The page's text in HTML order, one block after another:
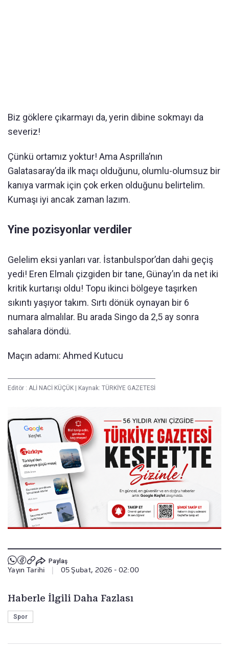
Biz göklere çıkarmayı da, yerin dibine sokmayı da
severiz!
Çünkü ortamız yoktur! Ama Asprilla’nın
Galatasaray’da ilk maçı olduğunu, olumlu-olumsuz bir
kanıya varmak için çok erken olduğunu belirtelim.
Kumaşı iyi ancak zaman lazım.
Yine pozisyonlar verdiler
Gelelim eksi yanları var. İstanbulspor’dan dahi geçiş
yedi! Eren Elmalı çizgiden bir tane, Günay’ın da net iki
kritik kurtarışı oldu! Topu ikinci bölgeye taşırken
sıkıntı yaşıyor takım. Sırtı dönük oynayan bir 6
numara almalılar. Bu arada Singo da 2,5 ay sonra
sahalara döndü.
Maçın adamı: Ahmed Kutucu
Editör : ALİ NACİ KÜÇÜK | Kaynak: TÜRKİYE GAZETESİ
Paylaş
Yayın Tarihi 05 Şubat, 2026 - 02:00
Haberle İlgili Daha Fazlası
Spor